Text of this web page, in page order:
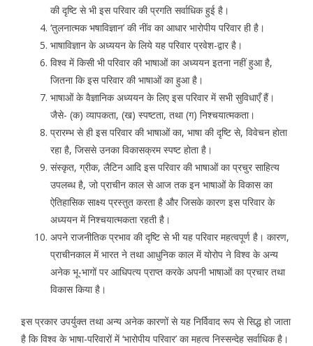
की दृष्टि से भी इस परिवार की प्रगति सर्वाधिक हुई है।
‘तुलनात्मक भषाविज्ञान’ की नींव का आधार भारोपीय परिवार ही है।
भाषाविज्ञान के अध्ययन के लिये यह परिवार प्रवेश-द्वार है।
विश्व में किसी भी परिवार की भाषाओं का अध्ययन इतना नहीं हुआ है,
जितना कि इस परिवार की भाषाओं का हुआ है।
भाषाओं के वैज्ञानिक अध्ययन के लिए इस परिवार में सभी सुविधाएँ हैं।
जैसे- (क) व्यापकता, (ख) स्पष्टता, तथा (ग) निश्चयात्मकता।
प्रारम्भ से ही इस परिवार की भाषाओं का, भाषा की दृष्टि से, विवेचन होता
रहा है, जिससे उनका विकासक्रम स्पष्ट होता है।
संस्कृत, ग्रीक, लैटिन आदि इस परिवार की भाषाओं का प्रचुर साहित्य
उपलब्ध है, जो प्राचीन काल से आज तक इन भाषाओं के विकास का
ऐतिहासिक साक्ष्य प्रस्तुत करता है और जिसके कारण इस परिवार के
अध्ययन में निश्चयात्मकता रहती है।
अपने राजनीतिक प्रभाव की दृष्टि से भी यह परिवार महत्वपूर्ण है। कारण,
प्राचीनकाल में भारत ने तथा आधुनिक काल में योरोप ने विश्व के अन्य
अनेक भू-भागों पर आधिपत्य प्राप्त करके अपनी भाषाओं का प्रचार तथा
विकास किया है।
इस प्रकार उपर्युक्त तथा अन्य अनेक कारणों से यह निर्विवाद रूप से सिद्ध हो जाता
है कि विश्व के भाषा-परिवारों में ‘भारोपीय परिवार’ का महत्व निस्सन्देह सर्वाधिक है।